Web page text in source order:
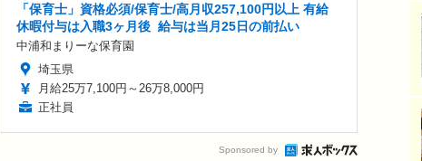
「保育士」資格必須/保育士/️高月収257,100円以上 ️有給
休暇付与は入職3ヶ月後 ️ 給与は当月25日の前払い
中浦和まりーな保育園
埼玉県
月給25万7,100円～26万8,000円
正社員
Sponsored by